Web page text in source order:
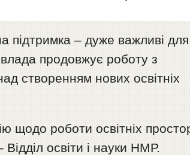
підтримка – дуже важливі для
продовжує роботу з
створенням нових освітніх
щодо роботи освітніх
освіти і науки НМР.